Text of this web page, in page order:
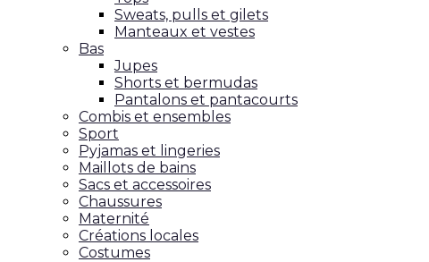
Sweats, pulls et gilets
Manteaux et vestes
Bas
Jupes
Shorts et bermudas
Pantalons et pantacourts
Combis et ensembles
Sport
Pyjamas et lingeries
Maillots de bains
Sacs et accessoires
Chaussures
Maternité
Créations locales
Costumes